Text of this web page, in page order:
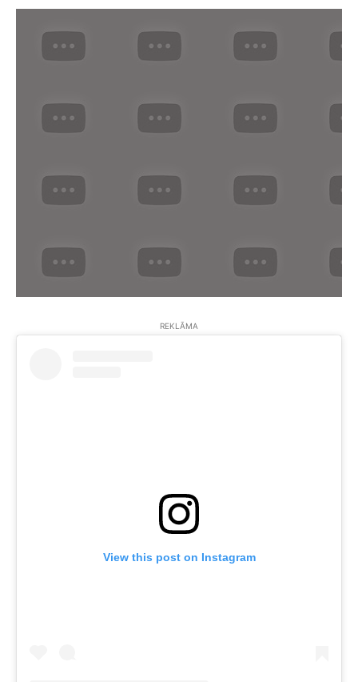
REKLĀMA
View this post on Instagram